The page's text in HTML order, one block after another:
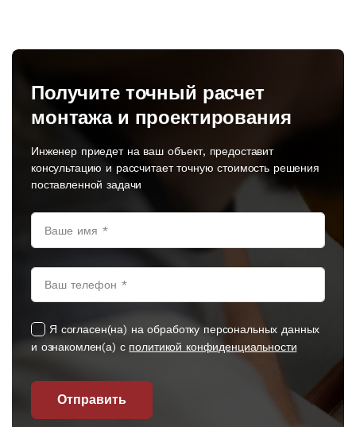
Получите точный расчет
монтажа и проектирования
Инженер приедет на ваш объект, предоставит
консультацию и рассчитает точную стоимость решения
поставленной задачи
Я согласен(на) на обработку персональных данных
и ознакомлен(а) с политикой конфиденциальности
Отправить